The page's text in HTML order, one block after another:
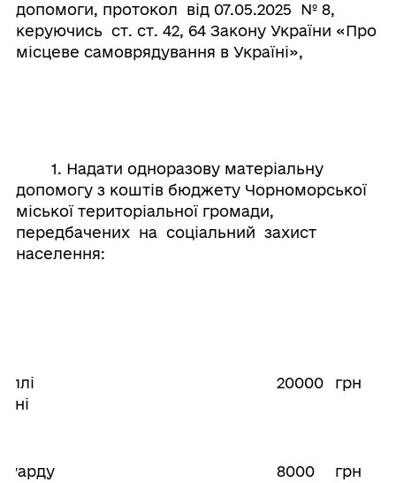
допомоги, протокол від 07.05.2025 № 8,
керуючись ст. ст. 42, 64 Закону України «Про
місцеве самоврядування в Україні»,
1. Надати одноразову матеріальну
допомогу з коштів бюджету Чорноморської
міської територіальної громади,
передбачених на соціальний захист
населення:
20000 грн
8000 грн